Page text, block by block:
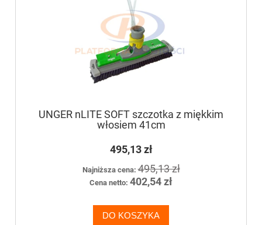
UNGER nLITE SOFT szczotka z miękkim
włosiem 41cm
495,13 zł
Najniższa cena:495,13 zł
Cena netto: 402,54 zł
DO KOSZYKA